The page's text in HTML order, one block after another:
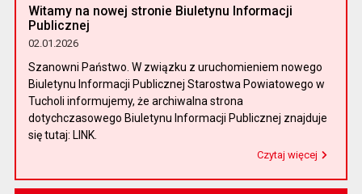
Witamy na nowej stronie Biuletynu Informacji
Publicznej
02.01.2026
Szanowni Państwo. W związku z uruchomieniem nowego
Biuletynu Informacji Publicznej Starostwa Powiatowego w
Tucholi informujemy, że archiwalna strona
dotychczasowego Biuletynu Informacji Publicznej znajduje
się tutaj: LINK.
Czytaj więcej